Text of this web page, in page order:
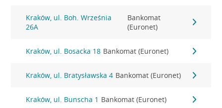
Kraków, ul. Boh. Września
26A
Bankomat
(Euronet)
Kraków, ul. Bosacka 18 Bankomat (Euronet)
Kraków, ul. Bratysławska 4 Bankomat (Euronet)
Kraków, ul. Bunscha 1 Bankomat (Euronet)